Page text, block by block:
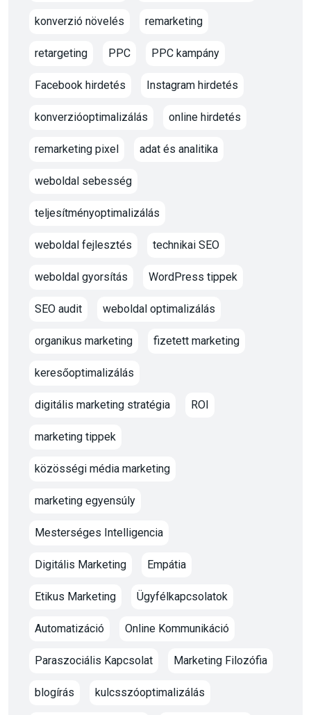
konverzió növelés remarketing
retargeting PPC PPC kampány
Facebook hirdetés Instagram hirdetés
konverzióoptimalizálás online hirdetés
remarketing pixel adat és analitika
weboldal sebesség
teljesítményoptimalizálás
weboldal fejlesztés technikai SEO
weboldal gyorsítás WordPress tippek
SEO audit weboldal optimalizálás
organikus marketing fizetett marketing
keresőoptimalizálás
digitális marketing stratégia ROI
marketing tippek
közösségi média marketing
marketing egyensúly
Mesterséges Intelligencia
Digitális Marketing Empátia
Etikus Marketing Ügyfélkapcsolatok
Automatizáció Online Kommunikáció
Paraszociális Kapcsolat Marketing Filozófia
blogírás kulcsszóoptimalizálás